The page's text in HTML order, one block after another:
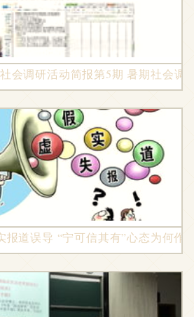
会调研活动简报第5期 暑期社会调
报道误导 “宁可信其有”心态为何作